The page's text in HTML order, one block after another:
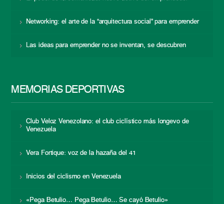
Networking: el arte de la “arquitectura social” para emprender
Las ideas para emprender no se inventan, se descubren
MEMORIAS DEPORTIVAS
Club Veloz Venezolano: el club ciclístico más longevo de
Venezuela
Vera Fortique: voz de la hazaña del 41
Inicios del ciclismo en Venezuela
«Pega Betulio… Pega Betulio… Se cayó Betulio»